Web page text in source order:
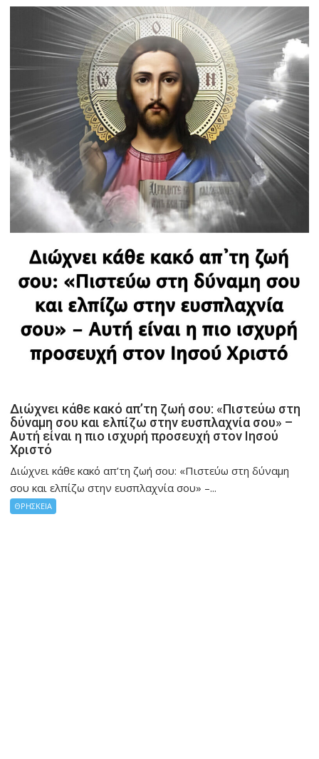
Διώχνει κάθε κακό απ’τη ζωή σου: «Πιστεύω στη
δύναμη σου και ελπίζω στην ευσπλαχνία σου» –
Αυτή είναι η πιο ισχυρή προσευχή στον Ιησού
Χριστό
Διώχνει κάθε κακό απ’τη ζωή σου: «Πιστεύω στη δύναμη
σου και ελπίζω στην ευσπλαχνία σου» –...
ΘΡΗΣΚΕΙΑ